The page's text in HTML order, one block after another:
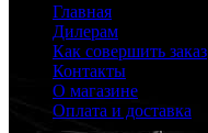
Главная
Дилерам
Как совершить заказ
Контакты
О магазине
Оплата и доставка